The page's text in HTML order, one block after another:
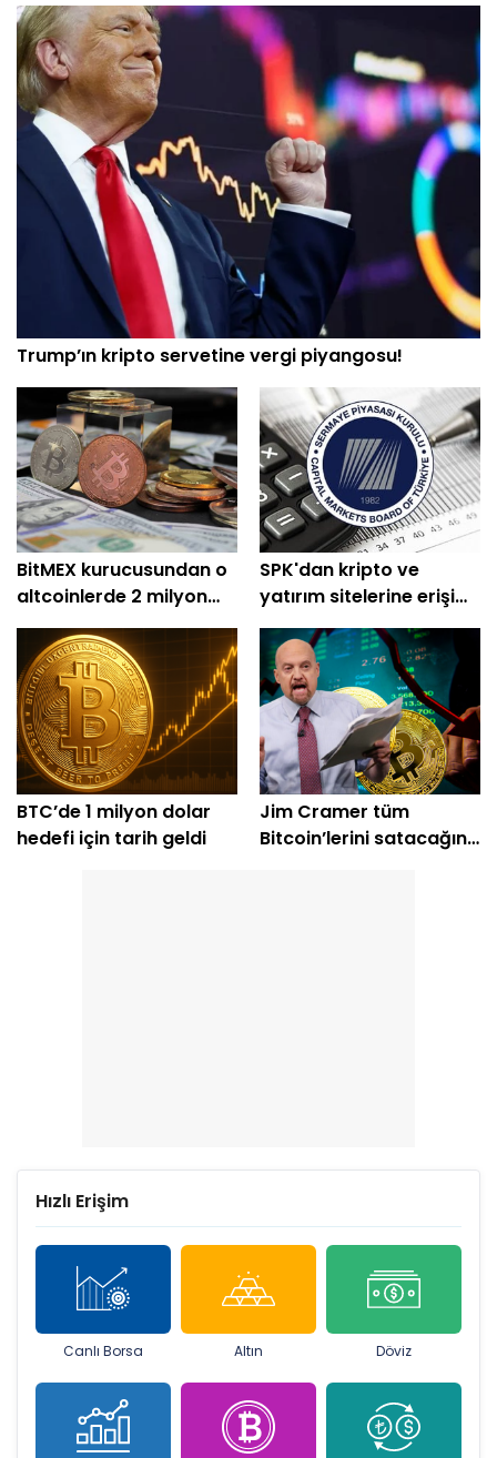
Trump’ın kripto servetine vergi piyangosu!
BitMEX kurucusundan o
altcoinlerde 2 milyon
dolarlık alım
SPK'dan kripto ve
yatırım sitelerine erişim
engeli
BTC’de 1 milyon dolar
hedefi için tarih geldi
Jim Cramer tüm
Bitcoin’lerini satacağını
Hızlı Erişim
Canlı Borsa Altın Döviz